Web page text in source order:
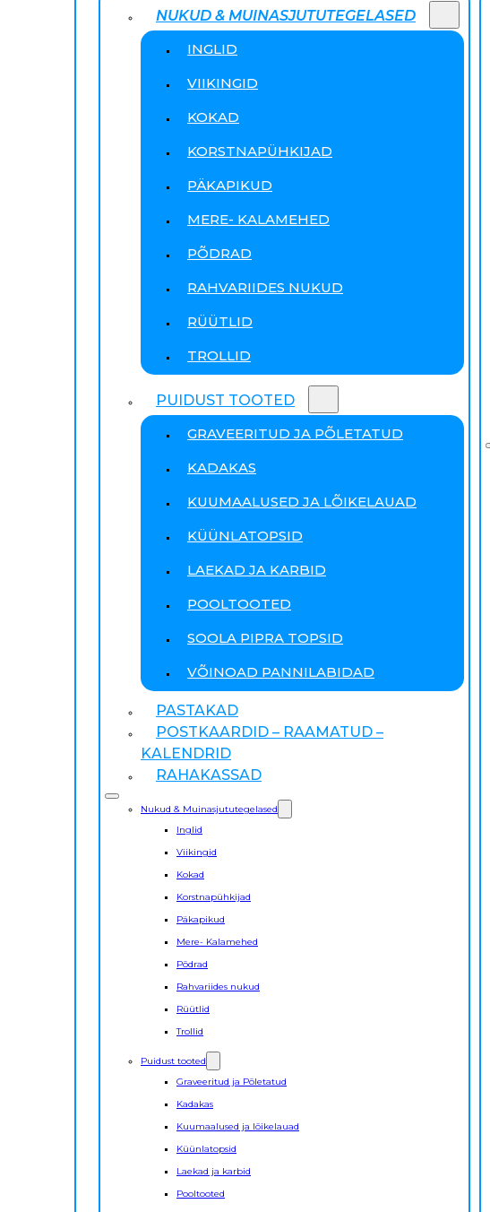
NUKUD & MUINASJUTUTEGELASED
INGLID
VIIKINGID
KOKAD
KORSTNAPÜHKIJAD
PÄKAPIKUD
MERE- KALAMEHED
PÕDRAD
RAHVARIIDES NUKUD
RÜÜTLID
TROLLID
PUIDUST TOOTED
GRAVEERITUD JA PÕLETATUD
KADAKAS
KUUMAALUSED JA LÕIKELAUAD
KÜÜNLATOPSID
LAEKAD JA KARBID
POOLTOOTED
SOOLA PIPRA TOPSID
VÕINOAD PANNILABIDAD
PASTAKAD
POSTKAARDID – RAAMATUD –
KALENDRID
RAHAKASSAD
Nukud & Muinasjututegelased
Inglid
Viikingid
Kokad
Korstnapühkijad
Päkapikud
Mere- Kalamehed
Põdrad
Rahvariides nukud
Rüütlid
Trollid
Puidust tooted
Graveeritud ja Põletatud
Kadakas
Kuumaalused ja lõikelauad
Küünlatopsid
Laekad ja karbid
Pooltooted